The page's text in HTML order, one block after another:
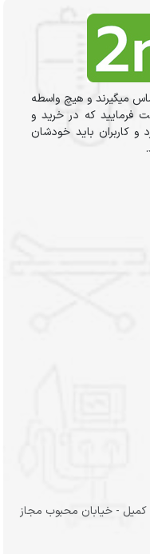
میگیرند و هیچ واسطه
فرمایید که در خرید و
و کاربران باید خودشان
کمیل - خیابان محبوب مجاز